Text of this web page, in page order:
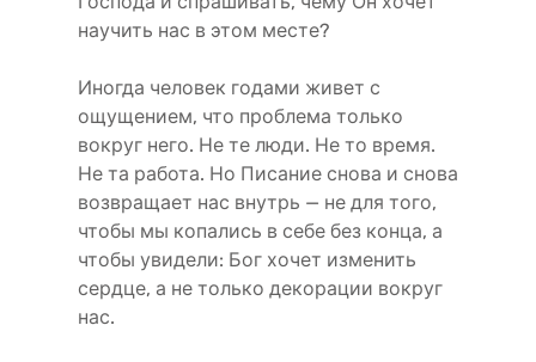
научить нас в этом месте?
Иногда человек годами живет с
ощущением, что проблема только
вокруг него. Не те люди. Не то время.
Не та работа. Но Писание снова и снова
возвращает нас внутрь — не для того,
чтобы мы копались в себе без конца, а
чтобы увидели: Бог хочет изменить
сердце, а не только декорации вокруг
нас.